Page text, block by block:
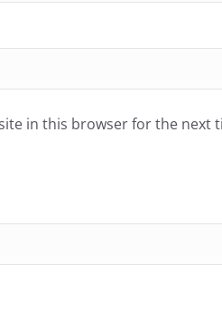
in this browser for the next